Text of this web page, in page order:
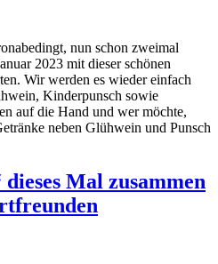
nun schon zweimal
2023 mit dieser schönen
Wir werden es wieder einfach
Kinderpunsch sowie
auf die Hand und wer möchte,
neben Glühwein und Punsch
Mal zusammen